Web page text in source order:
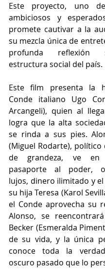
Este proyecto, uno
ambiciosos y
promete cautivar a la
su mezcla única de
profunda reflexión
estructura social del país.
Este film presenta la
Conde italiano Ugo
Arcangeli), quien al
logra que la alta
se rinda a sus pies.
(Miguel Rodarte), político
de grandeza, ve
pasaporte al poder,
lujos, dinero ilimitado y
su hija Teresa (Karol
el Conde aprovecha su
Alonso, se
Becker (Esmeralda
de su vida, y la única
conoce toda la
oscuro pasado que lo